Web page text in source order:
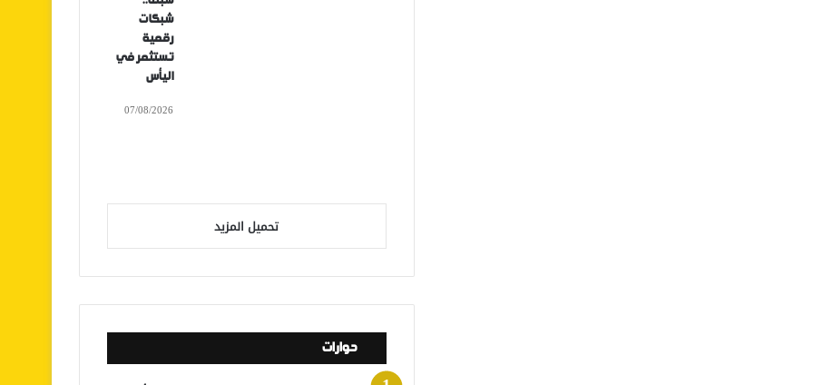
شبكات
رقمية
تستثمر في
اليأس
07/08/2026
تحميل المزيد
حوارات